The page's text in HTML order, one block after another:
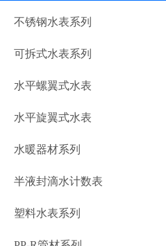
不锈钢水表系列
可拆式水表系列
水平螺翼式水表
水平旋翼式水表
水暖器材系列
半液封滴水计数表
塑料水表系列